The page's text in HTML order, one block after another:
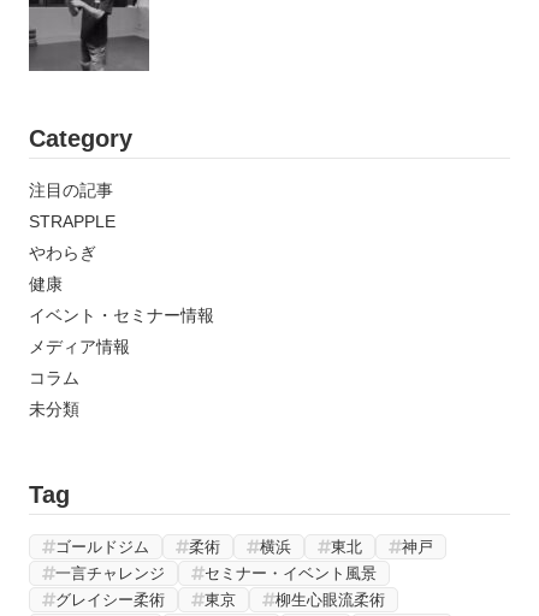
Category
注目の記事
STRAPPLE
やわらぎ
健康
イベント・セミナー情報
メディア情報
コラム
未分類
Tag
ゴールドジム 柔術 横浜 東北
神戸
一言チャレンジ
セミナー・イベント風景
グレイシー柔術
東京
柳生心眼流柔術